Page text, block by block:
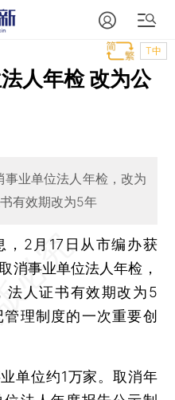
T中
人年检 改为公
业单位法人年检，改为
有效期改为5年
2月17日从市编办获
消事业单位法人年检，
法人证书有效期改为5
理制度的一次重要创
位约1万家。取消年